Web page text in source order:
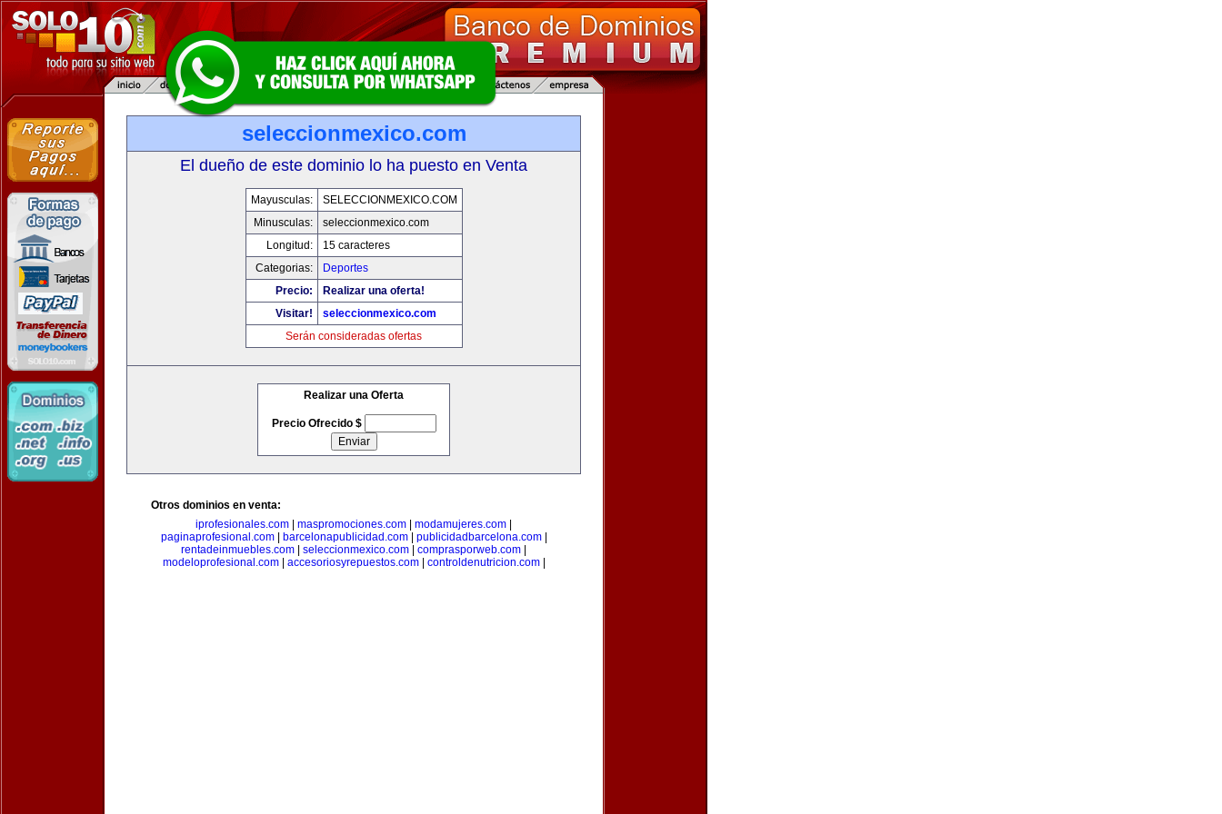
seleccionmexico.com
El dueño de este dominio lo ha puesto en Venta
Mayusculas:
SELECCIONMEXICO.COM
Minusculas:
seleccionmexico.com
Longitud:
15 caracteres
Categorias:
Deportes
Precio:
Realizar una oferta!
Visitar!
seleccionmexico.com
Serán consideradas ofertas
Realizar una Oferta
Precio Ofrecido $
Otros dominios en venta:
iprofesionales.com
maspromociones.com modamujeres.com
paginaprofesional.com| barcelonapublicidad.com| publicidadbarcelona.com|
rentadeinmuebles.com
seleccionmexico.com comprasporweb.com
modeloprofesional.com| accesoriosyrepuestos.com| controldenutricion.com|